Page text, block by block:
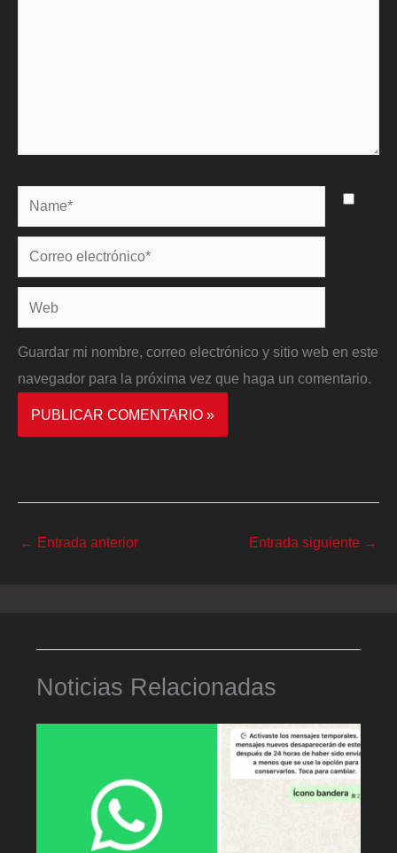
Name*
Correo
electrónico*
Web
Guardar mi nombre, correo electrónico y sitio web en este
navegador para la próxima vez que haga un comentario.
← Entrada anterior Entrada siguiente →
Noticias Relacionadas